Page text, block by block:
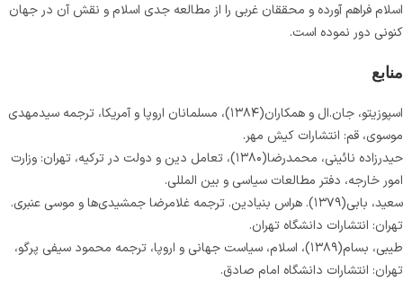
اسلام فراهم آورده و محققان غربی را از مطالعه جدی اسلام و نقش آن در جهان
کنونی دور نموده است.
منابع
اسپوزیتو، جان.ال و همکاران(۱۳۸۴)، مسلمانان اروپا و آمریکا، ترجمه سیدمهدی
موسوی، قم: انتشارات کیش مهر.
حیدرزاده نائینی، محمدرضا(۱۳۸۰)، تعامل دین و دولت در ترکیه، تهران: وزارت
امور خارجه، دفتر مطالعات سیاسی و بین المللی.
سعید، بابی(۱۳۷۹). هراس بنیادین. ترجمه غلامرضا جمشیدی‌ها و موسی عنبری.
تهران: انتشارات دانشگاه تهران.
طیبی، بسام(۱۳۸۹)، اسلام، سیاست جهانی و اروپا، ترجمه محمود سیفی پرگو،
تهران: انتشارات دانشگاه امام صادق.